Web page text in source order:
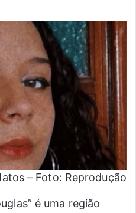
– Foto: Reprodução
é uma região